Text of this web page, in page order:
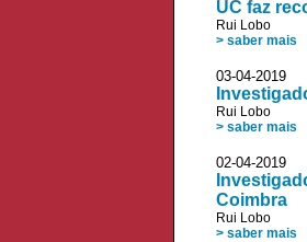
UC faz
Rui Lobo
> saber mais
03-04-2019
Rui Lobo
> saber mais
02-04-2019
Coimbra
Rui Lobo
> saber mais